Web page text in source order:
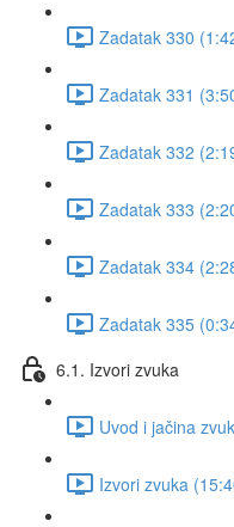
Zadatak 330
Zadatak 331
Zadatak 332
Zadatak 333
Zadatak 334
Zadatak 335
6.1. Izvori zvuka
Uvod i jačina
Izvori zvuka